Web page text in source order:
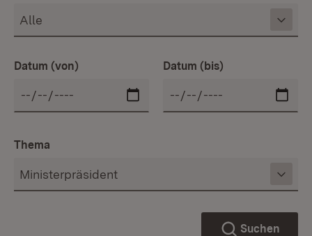
Datum (von) Datum (bis)
Thema
Suchen